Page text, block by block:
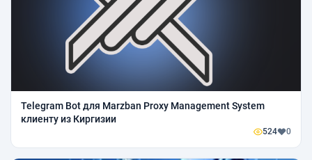
Telegram Bot для Marzban Proxy Management System
клиенту из Киргизии
524 0